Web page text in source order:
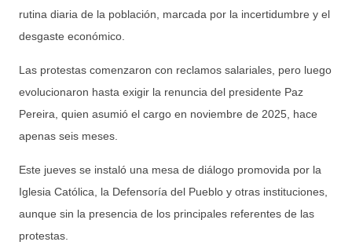
rutina diaria de la población, marcada por la incertidumbre y el
desgaste económico.
Las protestas comenzaron con reclamos salariales, pero luego
evolucionaron hasta exigir la renuncia del presidente Paz
Pereira, quien asumió el cargo en noviembre de 2025, hace
apenas seis meses.
Este jueves se instaló una mesa de diálogo promovida por la
Iglesia Católica, la Defensoría del Pueblo y otras instituciones,
aunque sin la presencia de los principales referentes de las
protestas.